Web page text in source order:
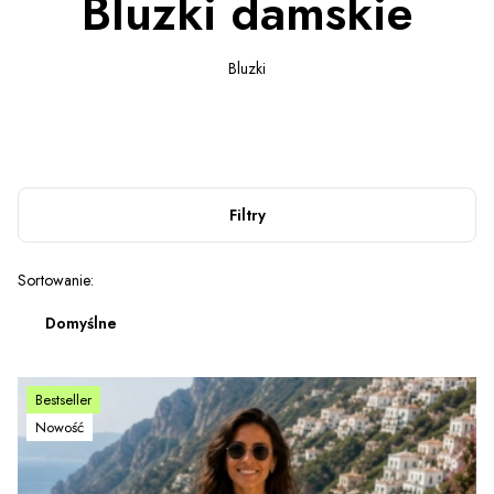
Bluzki
Filtry
Lista produktów
Sortowanie:
Domyślne
Bestseller
Nowość